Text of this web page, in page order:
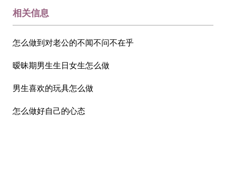
相关信息
怎么做到对老公的不闻不问不在乎
暧昧期男生生日女生怎么做
男生喜欢的玩具怎么做
怎么做好自己的心态